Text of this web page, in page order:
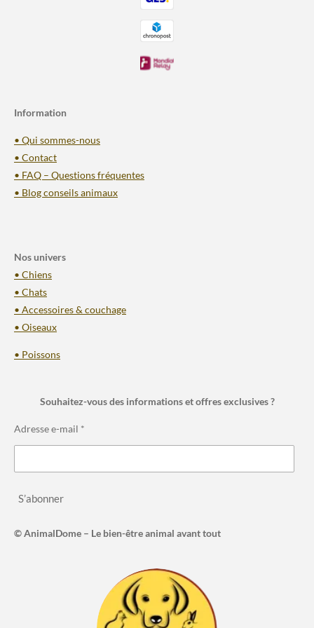
Information
• Qui sommes-nous
• Contact
• FAQ – Questions fréquentes
• Blog conseils animaux
Nos univers
• Chiens
• Chats
• Accessoires & couchage
• Oiseaux
• Poissons
Souhaitez-vous des informations et offres exclusives ?
Adresse e-mail *
S’abonner
© AnimalDome – Le bien-être animal avant tout